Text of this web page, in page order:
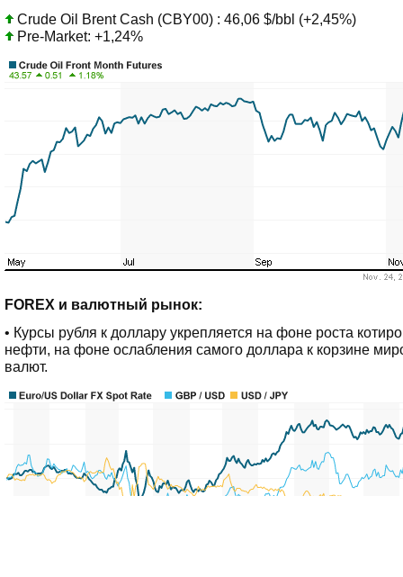
Crude Oil Brent Cash (CBY00) : 46,06 $/bbl (+2,45%)
Pre-Market: +1,24%
FOREX и валютный рынок:
• Курсы рубля к доллару укрепляется на фоне роста
нефти, на фоне ослабления самого доллара к корзине
валют.